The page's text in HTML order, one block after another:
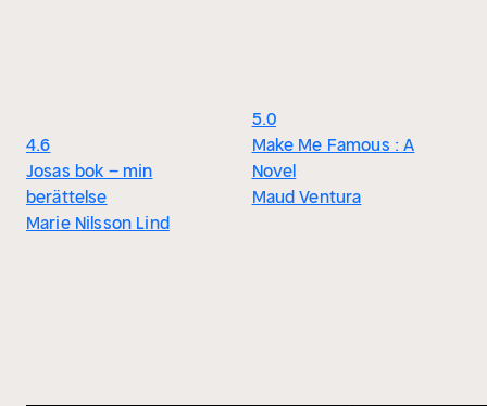
4.6
Josas bok – min
berättelse
Marie Nilsson Lind
5.0
Make Me Famous : A
Novel
Maud Ventura